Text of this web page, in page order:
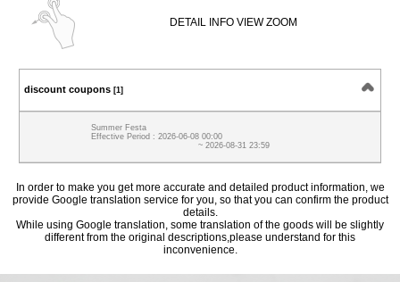
DETAIL INFO VIEW ZOOM
discount coupons [1]
Summer Festa
Effective Period : 2026-06-08 00:00
~ 2026-08-31 23:59
In order to make you get more accurate and detailed product information, we
provide Google translation service for you, so that you can confirm the product
details.
While using Google translation, some translation of the goods will be slightly
different from the original descriptions,please understand for this
inconvenience.